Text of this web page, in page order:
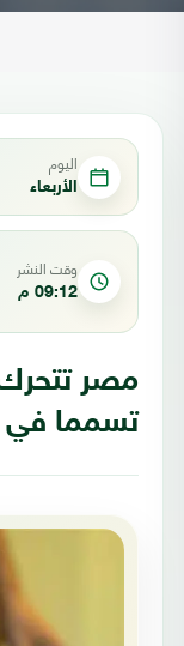
اليوم
الأربعاء
وقت النشر
09:12 م
مصر
تسمما في